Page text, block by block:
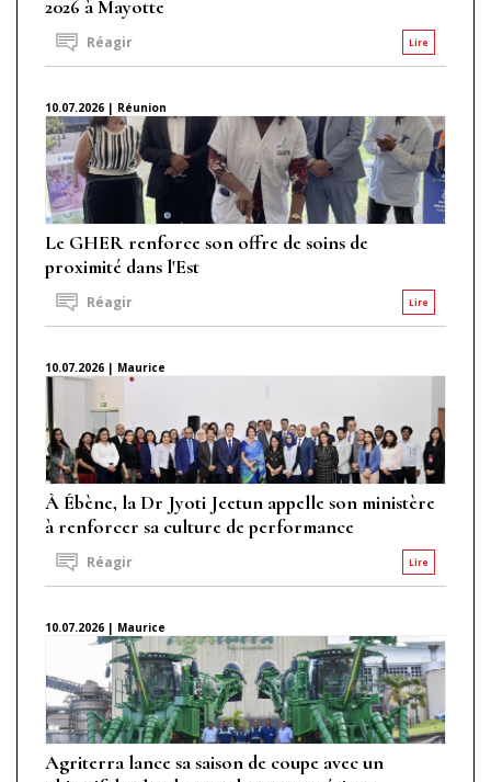
2026 à Mayotte
Lire
Réagir
10.07.2026 | Réunion
Le GHER renforce son offre de soins de
proximité dans l'Est
Lire
Réagir
10.07.2026 | Maurice
À Ébène, la Dr Jyoti Jeetun appelle son ministère
à renforcer sa culture de performance
Lire
Réagir
10.07.2026 | Maurice
Agriterra lance sa saison de coupe avec un